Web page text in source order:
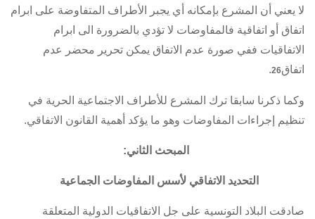
لا يعني أن المشرع بإمكانه أي يجبر الأطراف المتفاوضة على ابرام
اتفاق أو اتفاقية فالمفاوضات لا تؤدي بالضرورة الى ابرام
الاتفاقيات ففي صورة عدم الاتفاق يمكن تحرير محضر عدم
اتفاق26
.
وكما ذكرنا سابقا ترك المشرع للأطراف الاجتماعية الحرية في
تنظيم إجراءات المفاوضات وهو ما يؤكد أهمية القانون الاتفاقي.
المبحث الثاني:
التحديد الاتفاقي لأسس المفاوضات الجماعية
صادقت البلاد التونسية على جل الاتفاقيات الدولية المتعلقة